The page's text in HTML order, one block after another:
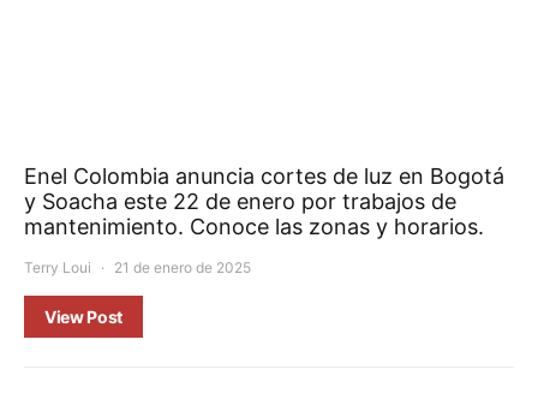
Enel Colombia anuncia cortes de luz en Bogotá
y Soacha este 22 de enero por trabajos de
mantenimiento. Conoce las zonas y horarios.
Terry Loui 21 de enero de 2025
View Post